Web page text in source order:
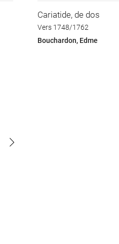
Cariatide, de dos
Vers 1748/1762
Bouchardon, Edme